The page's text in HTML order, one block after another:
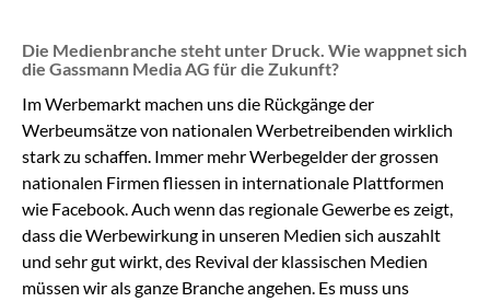
Die Medienbranche steht unter Druck. Wie wappnet sich
die Gassmann Media AG für die Zukunft?
Im Werbemarkt machen uns die Rückgänge der
Werbeumsätze von nationalen Werbetreibenden wirklich
stark zu schaffen. Immer mehr Werbegelder der grossen
nationalen Firmen fliessen in internationale Plattformen
wie Facebook. Auch wenn das regionale Gewerbe es zeigt,
dass die Werbewirkung in unseren Medien sich auszahlt
und sehr gut wirkt, des Revival der klassischen Medien
müssen wir als ganze Branche angehen. Es muss uns